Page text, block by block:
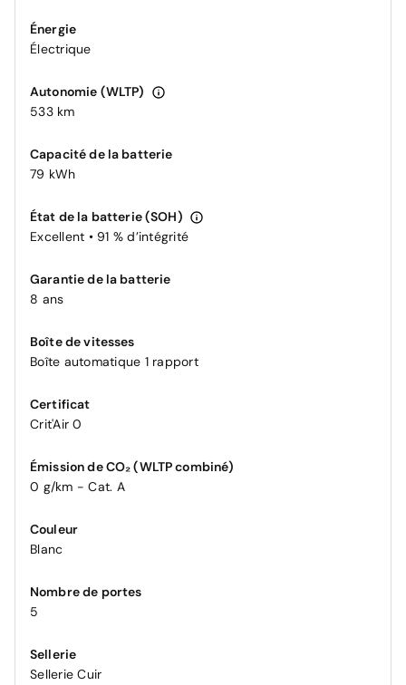
Énergie
Électrique
Autonomie (WLTP)
533 km
Capacité de la batterie
79 kWh
État de la batterie (SOH)
Excellent • 91 % d’intégrité
Garantie de la batterie
8 ans
Boîte de vitesses
Boîte automatique 1 rapport
Certificat
Crit'Air 0
Émission de CO₂ (WLTP combiné)
0 g/km - Cat. A
Couleur
Blanc
Nombre de portes
5
Sellerie
Sellerie Cuir